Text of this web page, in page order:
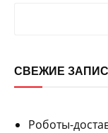
СВЕЖИЕ
Роботы-